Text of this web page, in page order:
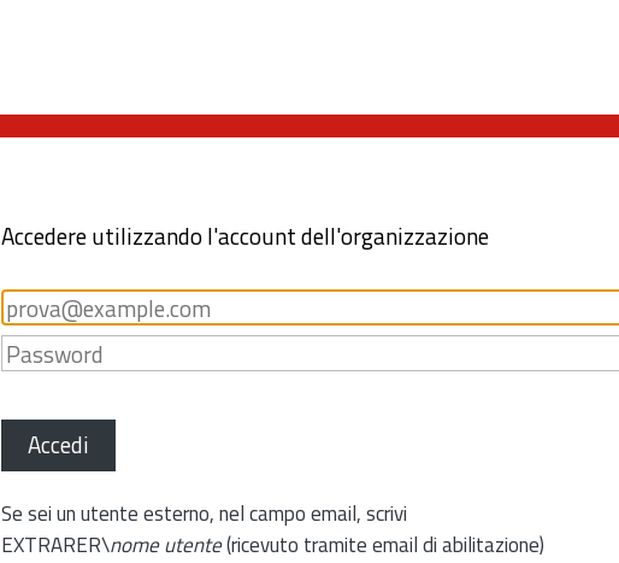
Accedere utilizzando l'account dell'organizzazione
Accedi
Se sei un utente esterno, nel campo email, scrivi
EXTRARER\nome utente(ricevuto tramite email di abilitazione)